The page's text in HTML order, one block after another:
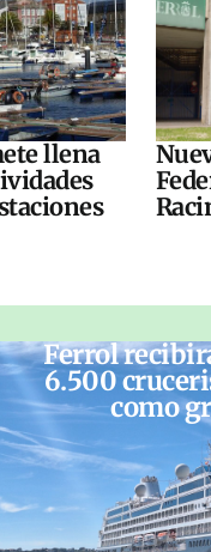
llena
Ferrol
6.500
como